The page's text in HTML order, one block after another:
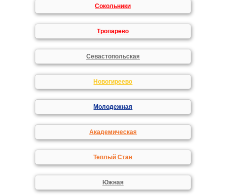
Сокольники
Тропарево
Севастопольская
Новогиреево
Молодежная
Академическая
Теплый Стан
Южная